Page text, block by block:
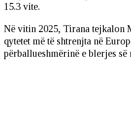
15.3 vite.
Në vitin 2025, Tirana tejkalon
qytetet më të shtrenjta në
përballueshmërinë e blerjes së